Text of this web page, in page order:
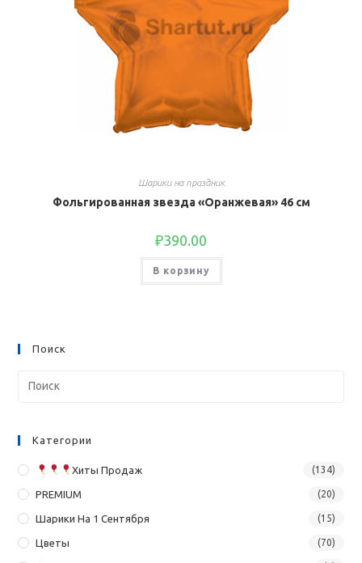
Шарики на праздник
Фольгированная звезда «Оранжевая» 46 см
₽390.00
В корзину
Поиск
Категории
Хиты Продаж (134)
PREMIUM (20)
Шарики На 1 Сентября (15)
Цветы (70)